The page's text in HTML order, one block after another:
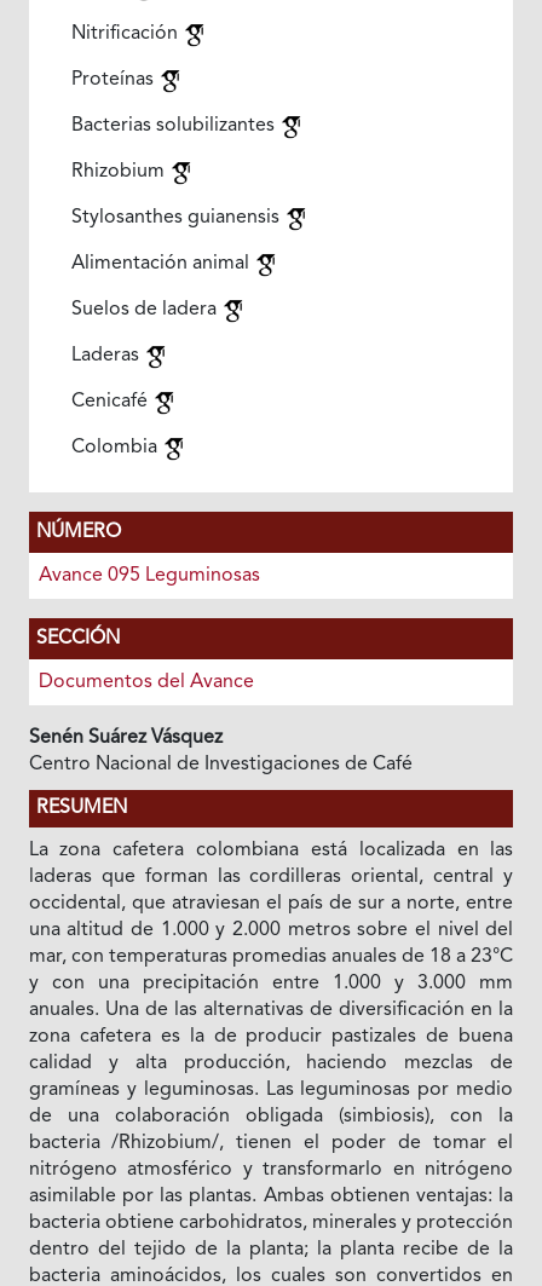
Nitrificación
Proteínas
Bacterias solubilizantes
Rhizobium
Stylosanthes guianensis
Alimentación animal
Suelos de ladera
Laderas
Cenicafé
Colombia
NÚMERO
Avance 095 Leguminosas
SECCIÓN
Documentos del Avance
Senén Suárez Vásquez
Centro Nacional de Investigaciones de Café
RESUMEN
La zona cafetera colombiana está localizada en las
laderas que forman las cordilleras oriental, central y
occidental, que atraviesan el país de sur a norte, entre
una altitud de 1.000 y 2.000 metros sobre el nivel del
mar, con temperaturas promedias anuales de 18 a 23°C
y con una precipitación entre 1.000 y 3.000 mm
anuales. Una de las alternativas de diversificación en la
zona cafetera es la de producir pastizales de buena
calidad y alta producción, haciendo mezclas de
gramíneas y leguminosas. Las leguminosas por medio
de una colaboración obligada (simbiosis), con la
bacteria /Rhizobium/, tienen el poder de tomar el
nitrógeno atmosférico y transformarlo en nitrógeno
asimilable por las plantas. Ambas obtienen ventajas: la
bacteria obtiene carbohidratos, minerales y protección
dentro del tejido de la planta; la planta recibe de la
bacteria aminoácidos, los cuales son convertidos en